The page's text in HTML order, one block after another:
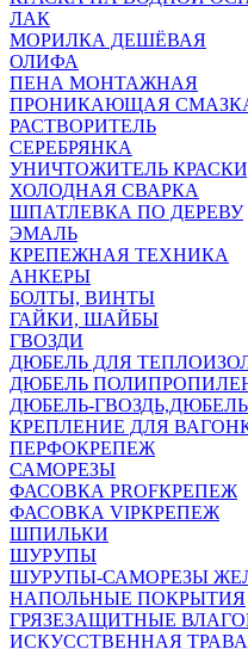
ЛАК
МОРИЛКА ДЕШЁВАЯ
ОЛИФА
ПЕНА МОНТАЖНАЯ
ПРОНИКАЮЩАЯ СМАЗКА
РАСТВОРИТЕЛЬ
СЕРЕБРЯНКА
УНИЧТОЖИТЕЛЬ
ХОЛОДНАЯ СВАРКА
ШПАТЛЕВКА ПО ДЕРЕВУ
ЭМАЛЬ
КРЕПЕЖНАЯ ТЕХНИКА
АНКЕРЫ
БОЛТЫ, ВИНТЫ
ГАЙКИ, ШАЙБЫ
ГВОЗДИ
ДЮБЕЛЬ ДЛЯ
ДЮБЕЛЬ
ДЮБЕЛЬ-
КРЕПЛЕНИЕ ДЛЯ
ПЕРФОКРЕПЕЖ
САМОРЕЗЫ
ФАСОВКА PROFКРЕПЕЖ
ФАСОВКА VIPКРЕПЕЖ
ШПИЛЬКИ
ШУРУПЫ
ШУРУПЫ-САМОРЕЗЫ
НАПОЛЬНЫЕ ПОКРЫТИЯ
ГРЯЗЕЗАЩИТНЫЕ
ИСКУССТВЕННАЯ ТРАВА